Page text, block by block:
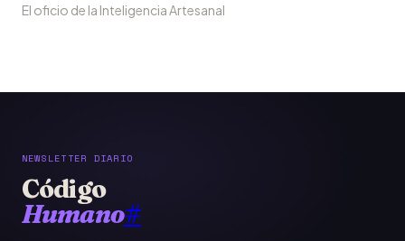
El oficio de la Inteligencia Artesanal
NEWSLETTER DIARIO
Código
Humano#